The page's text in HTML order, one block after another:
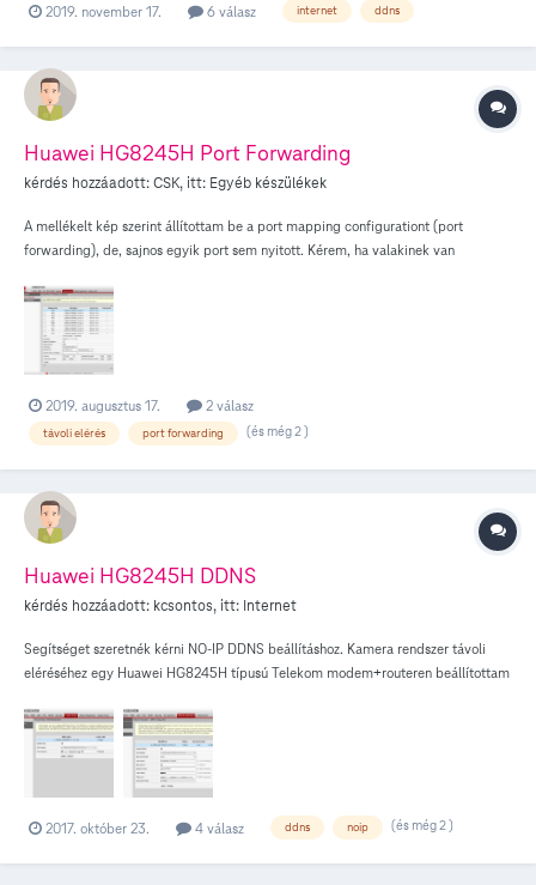
hanyagoltam idő híján, de most megpróbáltam a végére járni, eddig kevés
érem el a router-t az internetről, még IP alapján sem. Pingelni sem tudom, sima
get request-re se jön semmi válasz. Valaki tudna segíteni, hogy merre menjek
tovább? (Újraindítást már próbáltam...) Köszönöm előre is. Device Type
V1.0.1 Software Version V1.0.0_HU_T3P2 Boot Version V1.0.1
2019. november 17. 6 válasz internet ddns
Huawei HG8245H Port Forwarding
kérdés hozzáadott:CSK, itt: Egyéb készülékek
A mellékelt kép szerint állítottam be a port mapping configurationt (port
forwarding), de, sajnos egyik port sem nyitott. Kérem, ha valakinek van
beállításokban. Az internet kapcsolat fix ip címes.
2019. augusztus 17. 2 válasz
távoli elérés port forwarding (és még 2 )
Huawei HG8245H DDNS
kérdés hozzáadott: kcsontos, itt: Internet
Segítséget szeretnék kérni NO-IP DDNS beállításhoz. Kamera rendszer távoli
eléréséhez egy Huawei HG8245H típusú Telekom modem+routeren beállítottam
címéhez DMZ-t. Ennek hatására a megfelelő portokat a canyouseeme.org
nyitottnak mutatja, mégsem érem el távolról a gépet. A DDNS beállítások ezen a
képen láthatók: A DMZ beállítás meg ezen a képen vannak: Kérem, ha valaki
használja a NO-IPt ilyen routeren, segítsen, hogy jók-e a beállítások? Nem
tudom, hogy a DDNS beállításoknál mi a Service Port?
2017. október 23. 4 válasz ddns noip (és még 2 )